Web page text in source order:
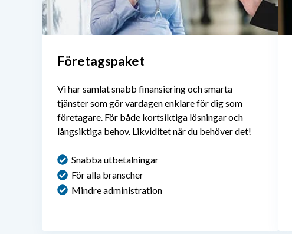
Företagspaket
Vi har samlat snabb finansiering och smarta
tjänster som gör vardagen enklare för dig som
företagare. För både kortsiktiga lösningar och
långsiktiga behov. Likviditet när du behöver det!
Snabba utbetalningar
För alla branscher
Mindre administration